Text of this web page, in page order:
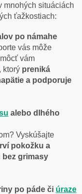
mnohých situáciách
ťažkostiach:
po námahe
vás môže
vám
, ktorý preniká
a podporuje
alebo dlhého
Vyskúšajte
pokožku a
grimasy
po páde či úraze